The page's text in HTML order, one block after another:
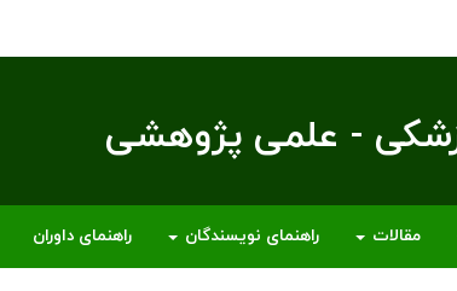
- علمی پژوهشی
مقالات راهنمای نویسندگان راهنمای داوران